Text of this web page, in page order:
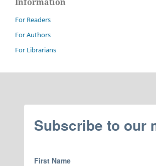
For Readers
For Authors
For Librarians